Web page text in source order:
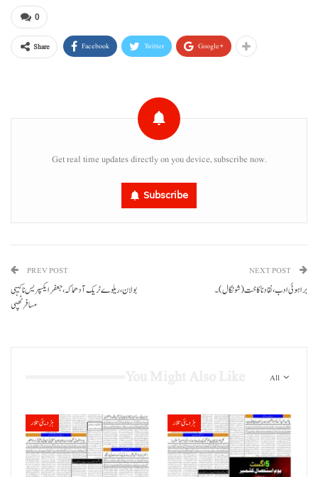
0
Share Facebook Twitter Google+
Get real time updates directly on you device, subscribe now.
Subscribe
PREV POST
بولان، ریلوے ٹریک آ دھماکہ، جعفر ایکسپریس نا کیہی
مسافر ٹھپی
NEXT POST
براہوئی ادب، نقاد نا کاخت (شونگال)۔
All
ہڑدیئی تلار ہڑدیئی تلار